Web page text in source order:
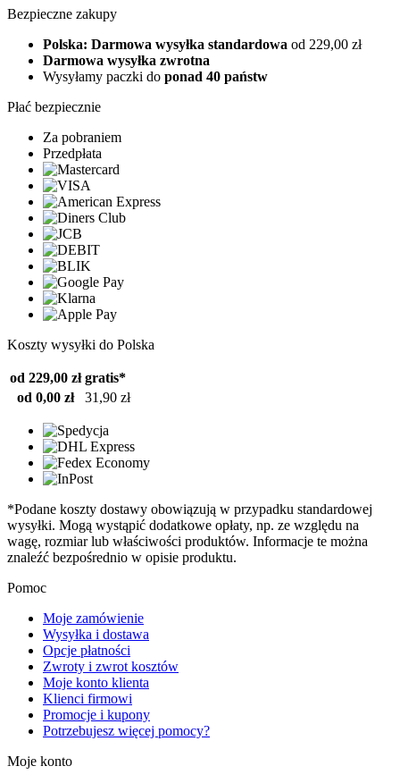
Bezpieczne zakupy
Polska: Darmowa wysyłka standardowa od 229,00 zł
Darmowa wysyłka zwrotna
Wysyłamy paczki do ponad 40 państw
Płać bezpiecznie
Za pobraniem
Przedpłata
Koszty wysyłki do Polska
od 229,00 zł gratis*
od 0,00 zł
31,90 zł
*Podane koszty dostawy obowiązują w przypadku standardowej
wysyłki. Mogą wystąpić dodatkowe opłaty, np. ze względu na
wagę, rozmiar lub właściwości produktów. Informacje te można
znaleźć bezpośrednio w opisie produktu.
Pomoc
Moje zamówienie
Wysyłka i dostawa
Opcje płatności
Zwroty i zwrot kosztów
Moje konto klienta
Klienci firmowi
Promocje i kupony
Potrzebujesz więcej pomocy?
Moje konto